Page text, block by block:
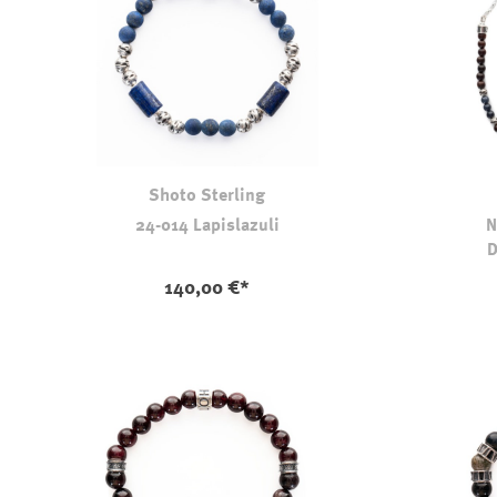
Shoto Sterling
24-014 Lapislazuli
140,00 €*